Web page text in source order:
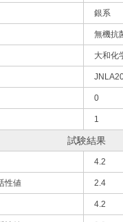
銀系
無機抗
大和化
0
1
試験結果
4.2
性値 2.4
4.2